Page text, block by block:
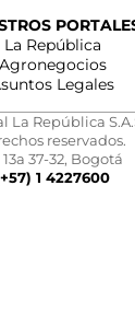
La República
Agronegocios
Legales
La República
reservados.
13a 37-32, Bogotá
1 4227600